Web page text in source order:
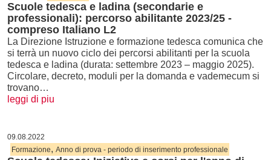
Scuole tedesca e ladina (secondarie e
professionali): percorso abilitante 2023/25 -
compreso Italiano L2
La Direzione Istruzione e formazione tedesca comunica che
si terrà un nuovo ciclo dei percorsi abilitanti per la scuola
tedesca e ladina (durata: settembre 2023 – maggio 2025).
Circolare, decreto, moduli per la domanda e vademecum si
trovano…
leggi di piu
09.08.2022
Formazione, Anno di prova - periodo di inserimento professionale